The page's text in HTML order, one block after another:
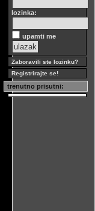
lozinka:
upamti me
Zaboravili ste lozinku?
Registrirajte se!
trenutno prisutni: